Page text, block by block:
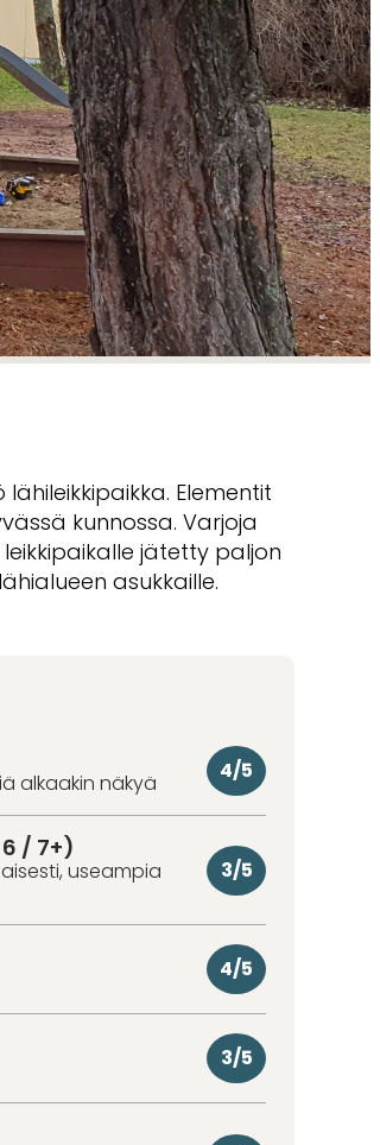
Elementit
kunnossa. Varjoja
leikkipaikalle jätetty paljon
asukkaille.
alkaakin näkyä 4/5
/ 7+)
useampia
3/5
4/5
3/5